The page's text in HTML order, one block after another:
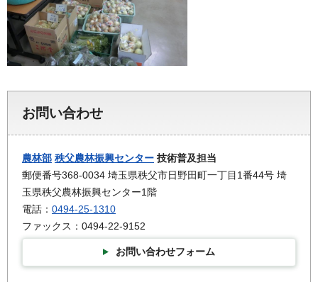
お問い合わせ
農林部 秩父農林振興センター 技術普及担当
郵便番号368-0034 埼玉県秩父市日野田町一丁目1番44号 埼
玉県秩父農林振興センター1階
電話： 0494-25-1310
ファックス：0494-22-9152
お問い合わせフォーム